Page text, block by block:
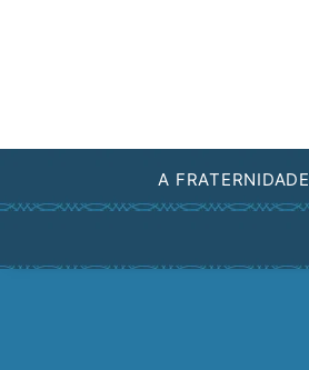
A FRATERNIDADE